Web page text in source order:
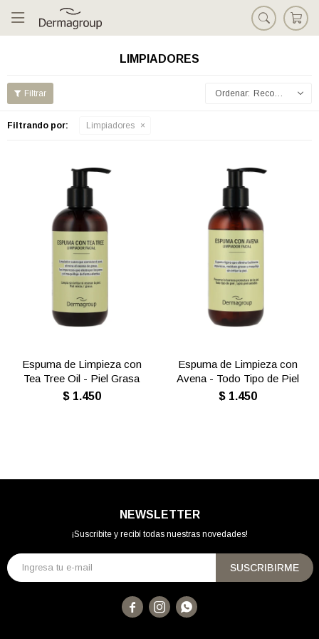

LIMPIADORES
Recomendados
Filtrando por: Limpiadores
Espuma de Limpieza con
Tea Tree Oil - Piel Grasa
$ 1.450
Espuma de Limpieza con
Avena - Todo Tipo de Piel
$ 1.450
NEWSLETTER
¡Suscribite y recibí todas nuestras novedades!
SUSCRIBIRME
  